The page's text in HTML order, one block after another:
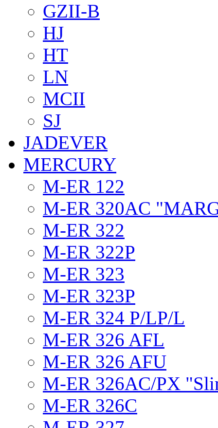
GZII-B
HJ
HT
LN
MCII
SJ
JADEVER
MERCURY
M-ER 122
M-ER 320AC
M-ER 322
M-ER 322P
M-ER 323
M-ER 323P
M-ER 324 P/LP/L
M-ER 326 AFL
M-ER 326 AFU
M-ER 326AC/PX
M-ER 326C